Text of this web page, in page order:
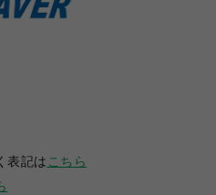
表記は こちら